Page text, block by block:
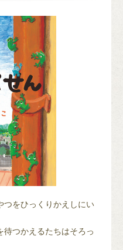
つをひっくりかえしにい
つかえるたちはそろっ